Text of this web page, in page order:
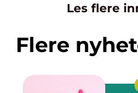
Les flere
Flere